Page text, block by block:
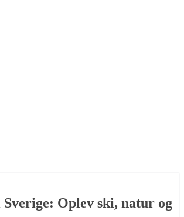
Oplev ski, natur og